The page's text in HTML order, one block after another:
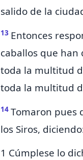
salido de la
13 Entonces
caballos que
toda la multitud
toda la multitud
14 Tomaron pues
los Siros,
1 Cúmplese lo